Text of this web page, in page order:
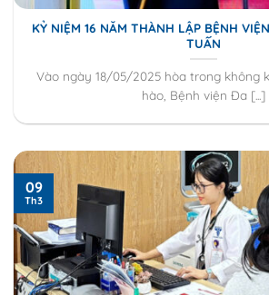
KỶ NIỆM 16 NĂM THÀNH LẬP BỆNH
TUẤN
Vào ngày 18/05/2025 hòa trong không
hào, Bệnh viện Đa [...]
09
Th3